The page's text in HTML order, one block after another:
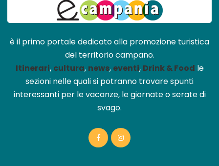
è il primo portale dedicato alla promozione turistica
del territorio campano.
Itinerari, cultura, news, eventi, Drink & Food le
sezioni nelle quali si potranno trovare spunti
interessanti per le vacanze, le giornate o serate di
svago.